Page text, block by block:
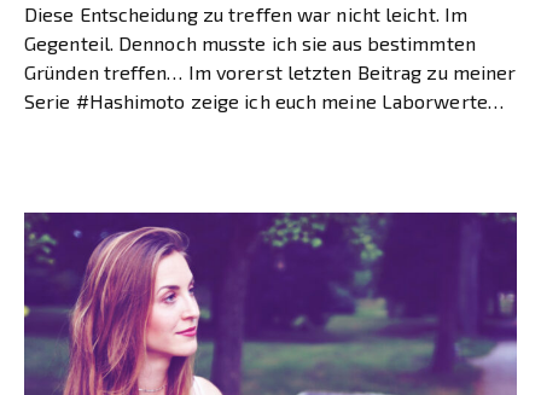
Diese Entscheidung zu treffen war nicht leicht. Im
Gegenteil. Dennoch musste ich sie aus bestimmten
Gründen treffen… Im vorerst letzten Beitrag zu meiner
Serie #Hashimoto zeige ich euch meine Laborwerte